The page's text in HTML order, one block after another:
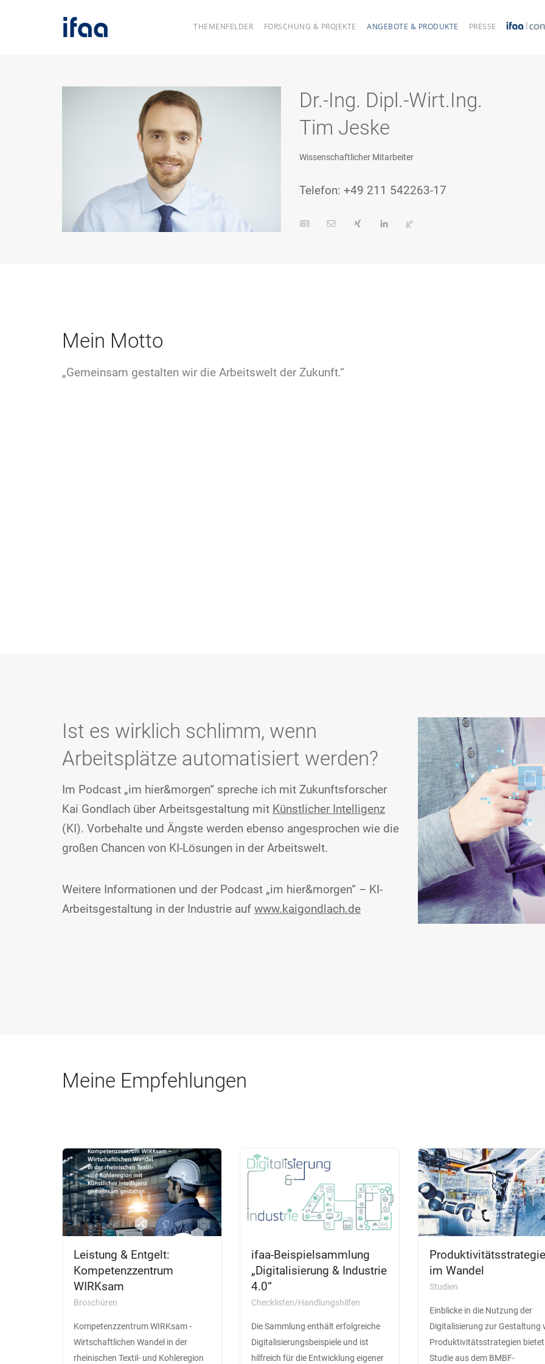
THEMENFELDER FORSCHUNG & PROJEKTE ANGEBOTE & PRODUKTE PRESSE
Dr.-Ing. Dipl.-Wirt.Ing.
Tim Jeske
Wissenschaftlicher Mitarbeiter
Telefon: +49 211 542263-17
Mein Motto
„Gemeinsam gestalten wir die Arbeitswelt der Zukunft.“
Ist es wirklich schlimm, wenn
Arbeitsplätze automatisiert werden?
Im Podcast „im hier&morgen“ spreche ich mit Zukunftsforscher
Kai Gondlach über Arbeitsgestaltung mit Künstlicher Intelligenz
(KI). Vorbehalte und Ängste werden ebenso angesprochen wie die
großen Chancen von KI-Lösungen in der Arbeitswelt.
Weitere Informationen und der Podcast „im hier&morgen“ – KI-
Arbeitsgestaltung in der Industrie auf www.kaigondlach.de
Meine Empfehlungen
Leistung & Entgelt:
Kompetenzzentrum
WIRKsam
Broschüren
Kompetenzzentrum WIRKsam -
Wirtschaftlichen Wandel in der
rheinischen Textil- und Kohleregion
ifaa-Beispielsammlung
„Digitalisierung & Industrie
4.0“
Checklisten/Handlungshilfen
Die Sammlung enthält erfolgreiche
Digitalisierungsbeispiele und ist
hilfreich für die Entwicklung eigener
im Wandel
Studien
Einblicke in die Nutzung der
Digitalisierung zur Gestaltung
Produktivitätsstrategien bietet
Studie aus dem BMBF-